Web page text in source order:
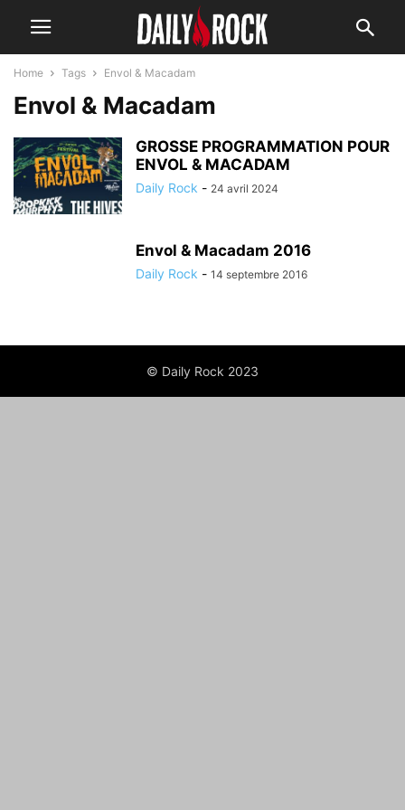
Home Tags Envol & Macadam
Envol & Macadam
GROSSE PROGRAMMATION POUR
ENVOL & MACADAM
Daily Rock - 24 avril 2024
Envol & Macadam 2016
Daily Rock - 14 septembre 2016
© Daily Rock 2023